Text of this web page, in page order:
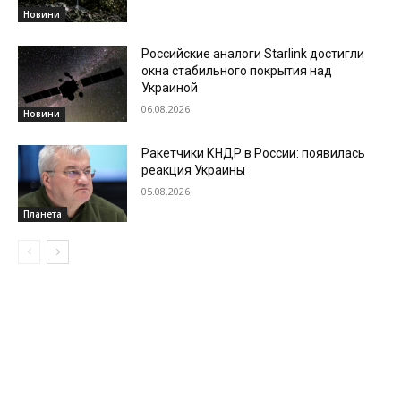
Новини
Новини
Российские аналоги Starlink достигли
окна стабильного покрытия над
Украиной
06.08.2026
Планета
Ракетчики КНДР в России: появилась
реакция Украины
05.08.2026